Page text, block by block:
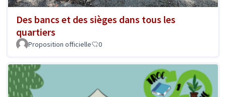
Des bancs et des sièges dans tous les
quartiers
Proposition officielle 0